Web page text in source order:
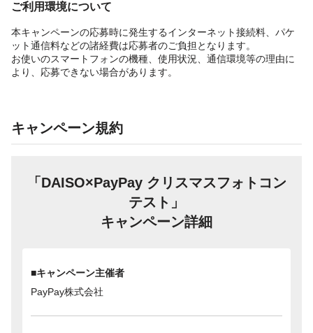
ご利用環境について
本キャンペーンの応募時に発生するインターネット接続料、パケ
ット通信料などの諸経費は応募者のご負担となります。
お使いのスマートフォンの機種、使用状況、通信環境等の理由に
より、応募できない場合があります。
キャンペーン規約
「DAISO×PayPay クリスマスフォトコン
テスト」
キャンペーン詳細
■キャンペーン主催者
PayPay株式会社